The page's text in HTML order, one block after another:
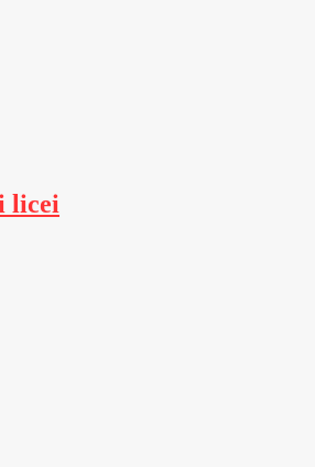
licei